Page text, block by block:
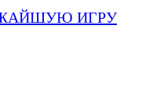
ИГРУ